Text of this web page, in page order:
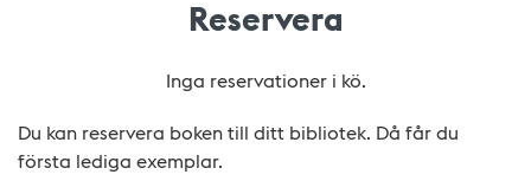
Reservera
Inga reservationer i kö.
Du kan reservera boken till ditt bibliotek. Då får du
första lediga exemplar.